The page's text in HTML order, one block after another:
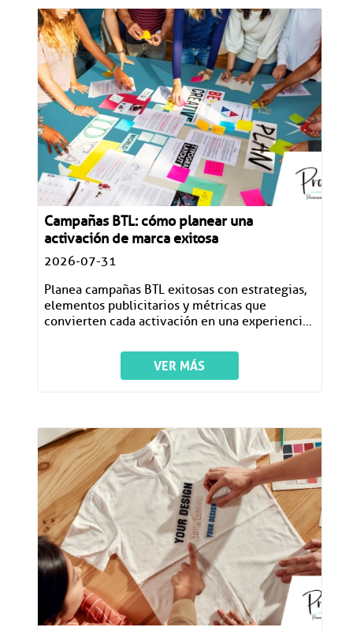
Campañas BTL: cómo planear una
activación de marca exitosa
2026-07-31
Planea campañas BTL exitosas con estrategias,
elementos publicitarios y métricas que
convierten cada activación en una experiencia
VER MÁS